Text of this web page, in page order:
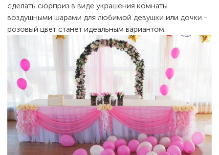
сделать сюрприз в виде украшения комнаты
воздушными шарами для любимой девушки или дочки -
розовый цвет станет идеальным вариантом.